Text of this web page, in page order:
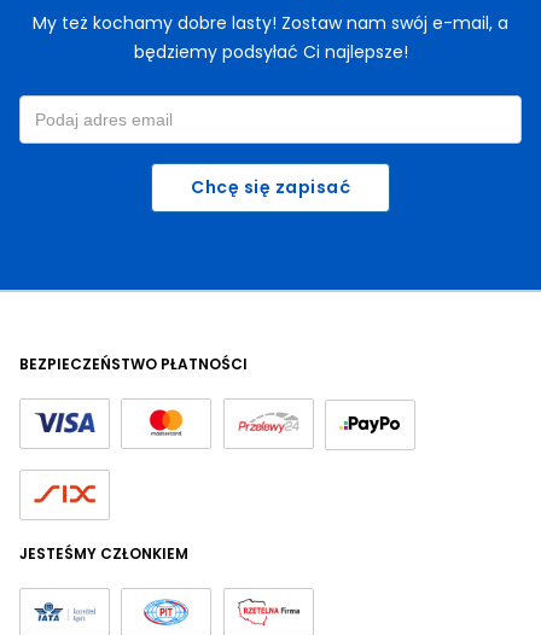
My też kochamy dobre lasty! Zostaw nam swój e-mail, a
będziemy podsyłać Ci najlepsze!
Chcę się zapisać
BEZPIECZEŃSTWO PŁATNOŚCI
JESTEŚMY CZŁONKIEM